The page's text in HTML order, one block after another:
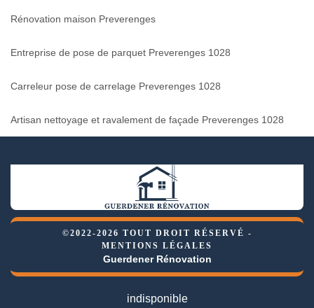
Rénovation maison Preverenges
Entreprise de pose de parquet Preverenges 1028
Carreleur pose de carrelage Preverenges 1028
Artisan nettoyage et ravalement de façade Preverenges 1028
©2022-2026 TOUT DROIT RÉSERVÉ -
MENTIONS LÉGALES
Guerdener Rénovation
indisponible